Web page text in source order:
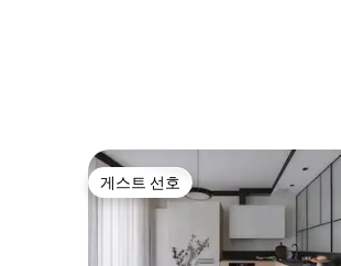
게스트 선호
게스트 선호